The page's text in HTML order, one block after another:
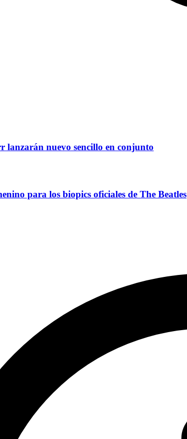
nuevo sencillo en conjunto
para los biopics oficiales de The Beatles